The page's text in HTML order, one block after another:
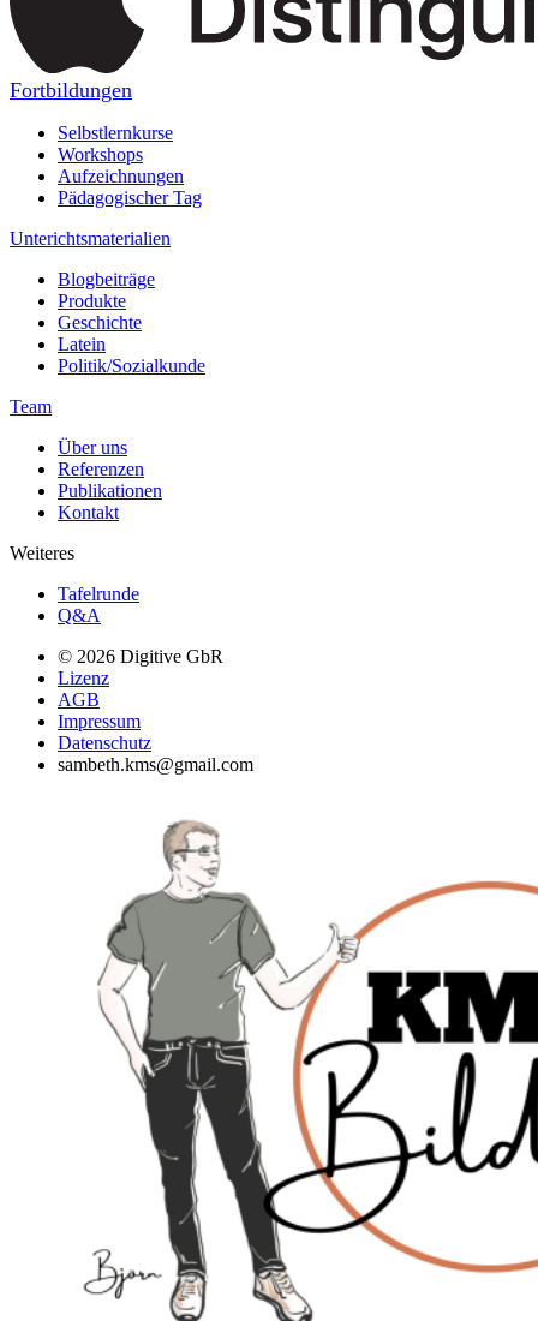
Fortbildungen
Selbstlernkurse
Workshops
Aufzeichnungen
Pädagogischer Tag
Unterichtsmaterialien
Blogbeiträge
Produkte
Geschichte
Latein
Politik/Sozialkunde
Team
Über uns
Referenzen
Publikationen
Kontakt
Weiteres
Tafelrunde
Q&A
© 2026 Digitive GbR
Lizenz
AGB
Impressum
Datenschutz
sambeth.kms@gmail.com